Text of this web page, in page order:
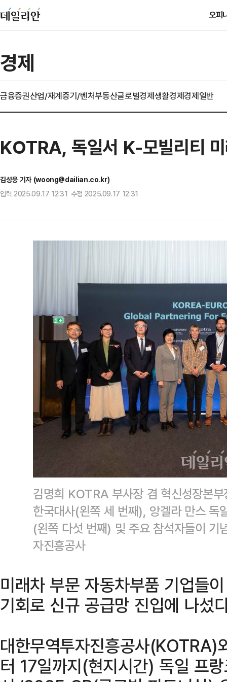
오피
경제
금융증권산업/재계중기/벤처부동산글로벌경제생활경제경제일반
KOTRA, 독일서 K-모빌리티
김성웅 기자 (woong@dailian.co.kr)
입력 2025.09.17 12:31 수정 2025.09.17 12:31
김명희 KOTRA 부사장 겸 혁신성장본
한국대사(왼쪽 세 번째), 앙겔라 만스
(왼쪽 다섯 번째) 및 주요 참석자들이
자진흥공사
미래차 부문 자동차부품 기업들
기회로 신규 공급망 진입에 나섰
대한무역투자진흥공사(KOTRA)
터 17일까지(현지시간) 독일 프